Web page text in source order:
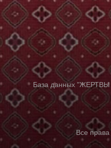
База данных "ЖЕРТВЫ
Все